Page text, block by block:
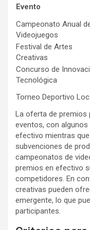
Evento
Campeonato Anual
Videojuegos
Festival de Artes
Creativas
Concurso de
Tecnológica
Torneo Deportivo
La oferta de premios
eventos, con
efectivo mientras
subvenciones de
campeonatos de
premios en efectivo
competidores. En
creativas pueden
emergente, lo que
participantes.